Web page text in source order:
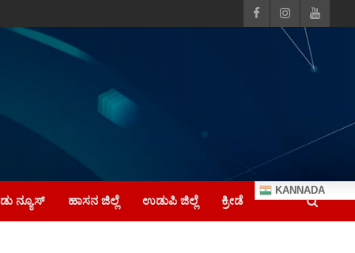
ನ್ಯೂಸ್ ಹಾಸನ ಜಿಲ್ಲೆ ಉಡುಪಿ ಜಿಲ್ಲೆ ಕ್ರೀಡೆ
KANNADA